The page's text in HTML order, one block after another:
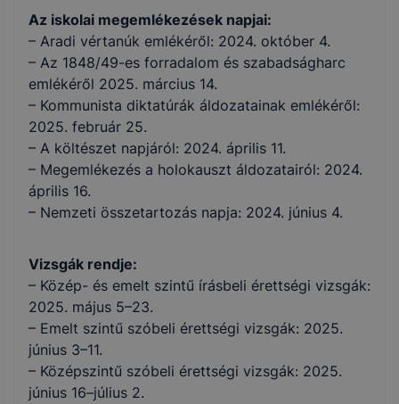
Az iskolai megemlékezések napjai:
– Aradi vértanúk emlékéről: 2024. október 4.
– Az 1848/49-es forradalom és szabadságharc
emlékéről 2025. március 14.
– Kommunista diktatúrák áldozatainak emlékéről:
2025. február 25.
– A költészet napjáról: 2024. április 11.
– Megemlékezés a holokauszt áldozatairól: 2024.
április 16.
– Nemzeti összetartozás napja: 2024. június 4.
Vizsgák rendje:
– Közép- és emelt szintű írásbeli érettségi vizsgák:
2025. május 5–23.
– Emelt szintű szóbeli érettségi vizsgák: 2025.
június 3–11.
– Középszintű szóbeli érettségi vizsgák: 2025.
június 16–július 2.